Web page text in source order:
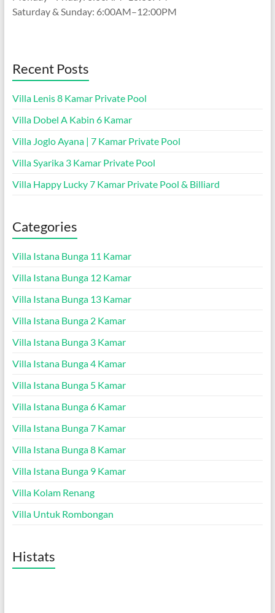
Saturday & Sunday: 6:00AM–12:00PM
Recent Posts
Villa Lenis 8 Kamar Private Pool
Villa Dobel A Kabin 6 Kamar
Villa Joglo Ayana | 7 Kamar Private Pool
Villa Syarika 3 Kamar Private Pool
Villa Happy Lucky 7 Kamar Private Pool & Billiard
Categories
Villa Istana Bunga 11 Kamar
Villa Istana Bunga 12 Kamar
Villa Istana Bunga 13 Kamar
Villa Istana Bunga 2 Kamar
Villa Istana Bunga 3 Kamar
Villa Istana Bunga 4 Kamar
Villa Istana Bunga 5 Kamar
Villa Istana Bunga 6 Kamar
Villa Istana Bunga 7 Kamar
Villa Istana Bunga 8 Kamar
Villa Istana Bunga 9 Kamar
Villa Kolam Renang
Villa Untuk Rombongan
Histats